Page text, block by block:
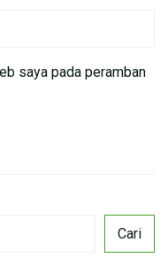
saya pada peramban
Cari